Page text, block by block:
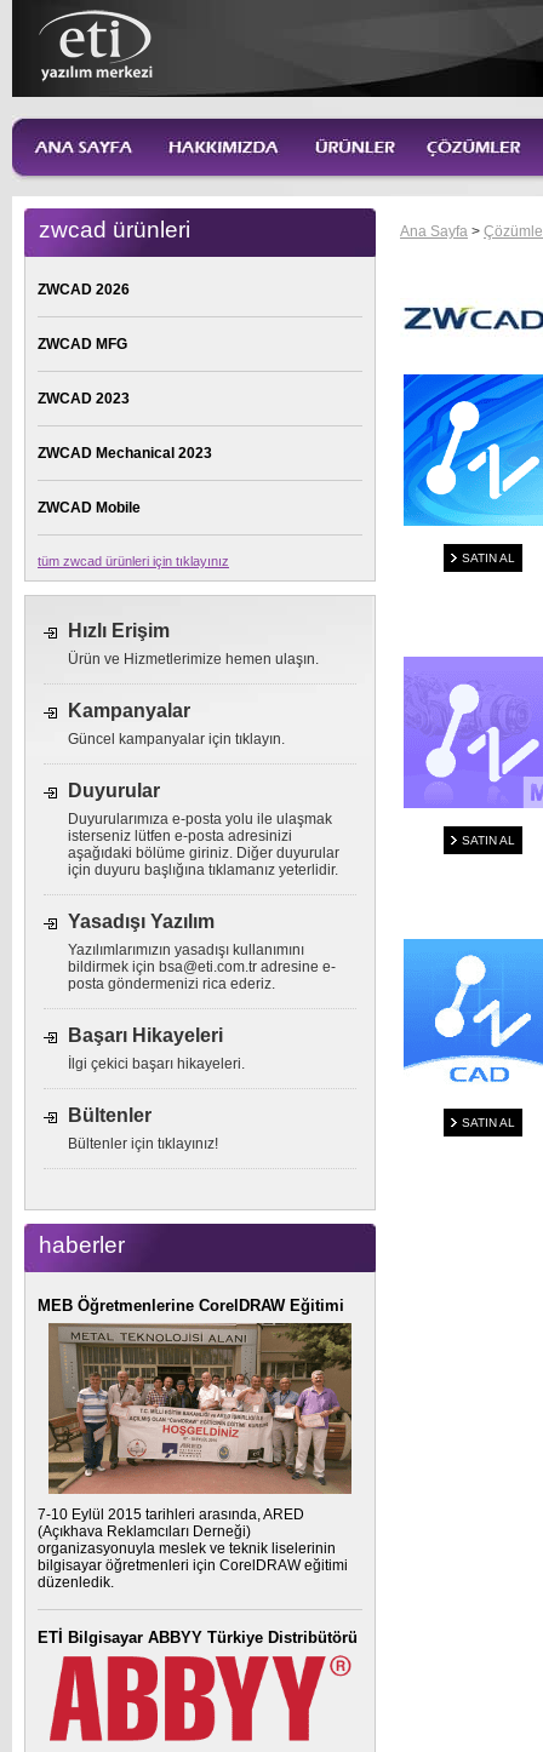
Ana Sayfa >
SATIN AL
SATIN AL
SATIN AL
zwcad ürünleri
ZWCAD 2026
ZWCAD MFG
ZWCAD 2023
ZWCAD Mechanical 2023
ZWCAD Mobile
tüm zwcad ürünleri için tıklayınız
Hızlı Erişim
Ürün ve Hizmetlerimize hemen ulaşın.
Kampanyalar
Güncel kampanyalar için tıklayın.
Duyurular
Duyurularımıza e-posta yolu ile ulaşmak
isterseniz lütfen e-posta adresinizi
aşağıdaki bölüme giriniz. Diğer duyurular
için duyuru başlığına tıklamanız yeterlidir.
Yasadışı Yazılım
Yazılımlarımızın yasadışı kullanımını
bildirmek için bsa@eti.com.tr adresine e-
posta göndermenizi rica ederiz.
Başarı Hikayeleri
İlgi çekici başarı hikayeleri.
Bültenler
Bültenler için tıklayınız!
haberler
MEB Öğretmenlerine CorelDRAW Eğitimi
7-10 Eylül 2015 tarihleri arasında, ARED
(Açıkhava Reklamcıları Derneği)
organizasyonuyla meslek ve teknik liselerinin
bilgisayar öğretmenleri için CorelDRAW eğitimi
düzenledik.
ETİ Bilgisayar ABBYY Türkiye Distribütörü